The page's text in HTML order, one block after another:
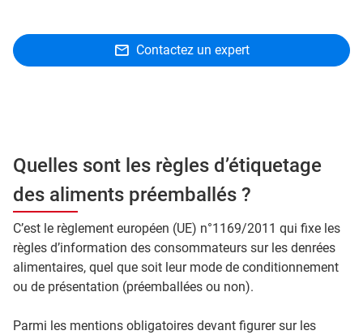
Contactez un expert
Quelles sont les règles d’étiquetage
des aliments préemballés ?
C’est le règlement européen (UE) n°1169/2011 qui fixe les
règles d’information des consommateurs sur les denrées
alimentaires, quel que soit leur mode de conditionnement
ou de présentation (préemballées ou non).
Parmi les mentions obligatoires devant figurer sur les